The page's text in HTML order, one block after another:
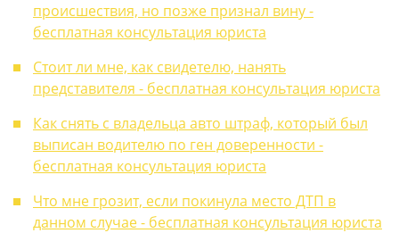
происшествия, но позже признал вину -
бесплатная консультация юриста
Стоит ли мне, как свидетелю, нанять
представителя - бесплатная консультация юриста
Как снять с владельца авто штраф, который был
выписан водителю по ген доверенности -
бесплатная консультация юриста
Что мне грозит, если покинула место ДТП в
данном случае - бесплатная консультация юриста